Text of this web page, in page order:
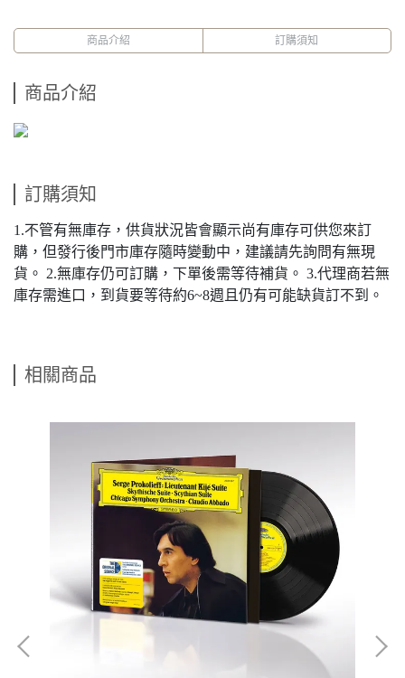
商品介紹 訂購須知
商品介紹
訂購須知
1.不管有無庫存，供貨狀況皆會顯示尚有庫存可供您來訂
購，但發行後門市庫存隨時變動中，建議請先詢問有無現
貨。 2.無庫存仍可訂購，下單後需等待補貨。 3.代理商若無
庫存需進口，到貨要等待約6~8週且仍有可能缺貨訂不到。
相關商品